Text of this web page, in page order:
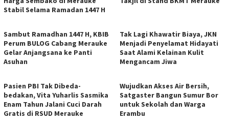
Stabil Selama Ramadan 1447 H
Sambut Ramadhan 1447 H, KBIB
Perum BULOG Cabang Merauke
Gelar Anjangsana ke Panti
Asuhan
Tak Lagi Khawatir Biaya, JKN
Menjadi Penyelamat Hidayati
Saat Alami Kelainan Kulit
Mengancam Jiwa
Pasien PBI Tak Dibeda-
bedakan, Vita Yuharlis Sasmika
Enam Tahun Jalani Cuci Darah
Gratis di RSUD Merauke
​Wujudkan Akses Air Bersih,
Satgaster Bangun Sumur Bor
untuk Sekolah dan Warga
Erambu